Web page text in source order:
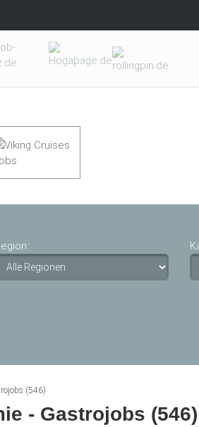
(546)
- Gastrojobs (546)